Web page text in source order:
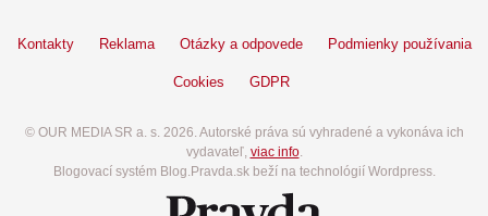
Kontakty Reklama Otázky a odpovede Podmienky používania
Cookies GDPR
© OUR MEDIA SR a. s. 2026. Autorské práva sú vyhradené a vykonáva ich
vydavateľ, viac info.
Blogovací systém Blog.Pravda.sk beží na technológií Wordpress.